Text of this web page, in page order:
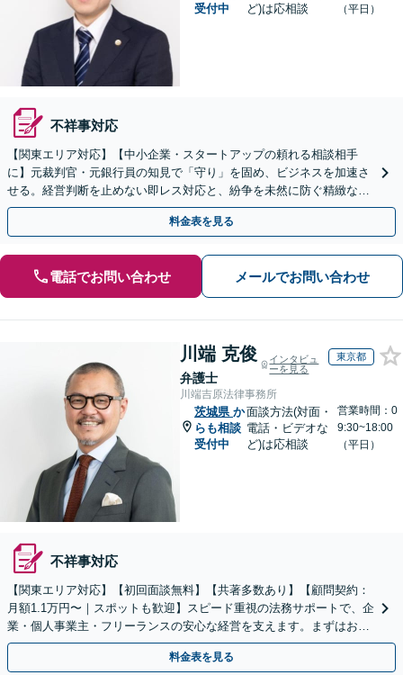
受付中
ど)は応相談
（平日）
不祥事対応
【関東エリア対応】【中小企業・スタートアップの頼れる相談相手
に】元裁判官・元銀行員の知見で「守り」を固め、ビジネスを加速さ
せる。経営判断を止めない即レス対応と、紛争を未然に防ぐ精緻な契
約戦略。【夜間・WEB相談可】
料金表を見る
電話でお問い合わせ メールでお問い合わせ
川端 克俊
弁護士
インタビュ
ーを見る
東京都
川端吉原法律事務所
茨城県 か
らも相談
受付中
面談方法(対面・
電話・ビデオな
ど)は応相談
営業時間：0
9:30~18:00
（平日）
不祥事対応
【関東エリア対応】【初回面談無料】【共著多数あり】【顧問契約：
月額1.1万円〜｜スポットも歓迎】スピード重視の法務サポートで、企
業・個人事業主・フリーランスの安心な経営を支えます。まずはお気
軽にご相談ください【秘密厳守】【休日・夜間相談可】
料金表を見る